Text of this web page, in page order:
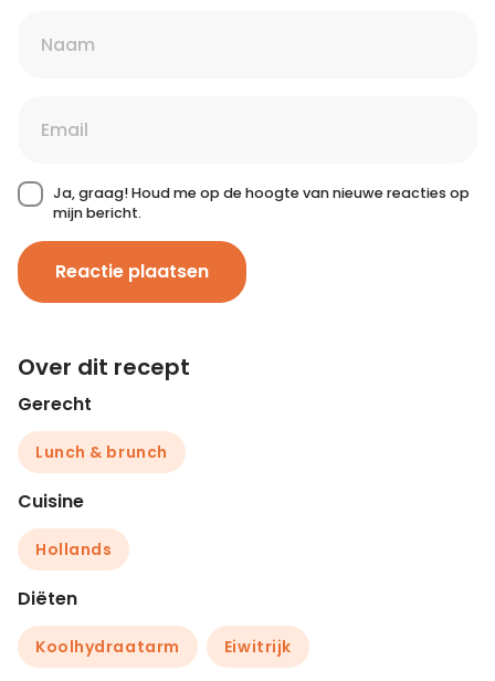
Ja, graag! Houd me op de hoogte van nieuwe reacties op
mijn bericht.
Reactie plaatsen
Over dit recept
Gerecht
Lunch & brunch
Cuisine
Hollands
Diëten
Koolhydraatarm Eiwitrijk